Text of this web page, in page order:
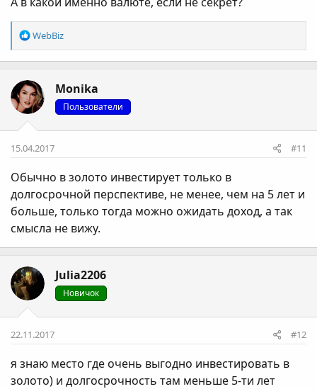
Р
е
а
ц
і
ї
WebBiz
Monika
Пользователи
15.04.2017 #11
Обычно в золото инвестирует только в
долгосрочной перспективе, не менее, чем на 5 лет и
больше, только тогда можно ожидать доход, а так
смысла не вижу.
Julia2206
Новичок
22.11.2017 #12
я знаю место где очень выгодно инвестировать в
золото) и долгосрочность там меньше 5-ти лет